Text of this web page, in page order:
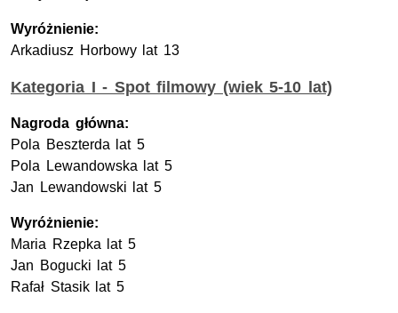
Wyróżnienie:
Arkadiusz Horbowy lat 13
Kategoria I - Spot filmowy (wiek 5-10 lat)
Nagroda główna:
Pola Beszterda lat 5
Pola Lewandowska lat 5
Jan Lewandowski lat 5
Wyróżnienie:
Maria Rzepka lat 5
Jan Bogucki lat 5
Rafał Stasik lat 5